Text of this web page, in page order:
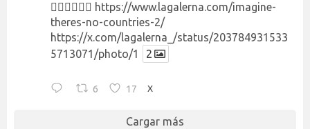
👉🏻👉🏻👉🏻 https://www.lagalerna.com/imagine-
theres-no-countries-2/
https://x.com/lagalerna_/status/203784931533
5713071/photo/1
2
6 17 X
Cargar más